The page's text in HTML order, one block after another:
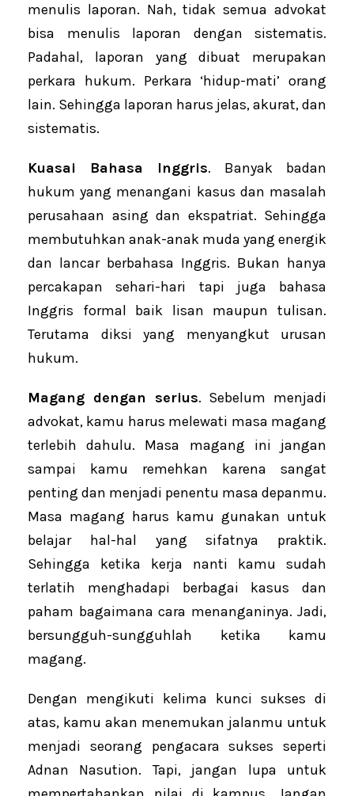
menulis laporan. Nah, tidak semua advokat
bisa menulis laporan dengan sistematis.
Padahal, laporan yang dibuat merupakan
perkara hukum. Perkara ‘hidup-mati’ orang
lain. Sehingga laporan harus jelas, akurat, dan
sistematis.
Kuasai Bahasa Inggris. Banyak badan
hukum yang menangani kasus dan masalah
perusahaan asing dan ekspatriat. Sehingga
membutuhkan anak-anak muda yang energik
dan lancar berbahasa Inggris. Bukan hanya
percakapan sehari-hari tapi juga bahasa
Inggris formal baik lisan maupun tulisan.
Terutama diksi yang menyangkut urusan
hukum.
Magang dengan serius. Sebelum menjadi
advokat, kamu harus melewati masa magang
terlebih dahulu. Masa magang ini jangan
sampai kamu remehkan karena sangat
penting dan menjadi penentu masa depanmu.
Masa magang harus kamu gunakan untuk
belajar hal-hal yang sifatnya praktik.
Sehingga ketika kerja nanti kamu sudah
terlatih menghadapi berbagai kasus dan
paham bagaimana cara menanganinya. Jadi,
bersungguh-sungguhlah ketika kamu
magang.
Dengan mengikuti kelima kunci sukses di
atas, kamu akan menemukan jalanmu untuk
menjadi seorang pengacara sukses seperti
Adnan Nasution. Tapi, jangan lupa untuk